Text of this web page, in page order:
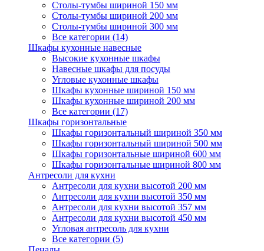
Столы-тумбы шириной 150 мм
Столы-тумбы шириной 200 мм
Столы-тумбы шириной 300 мм
Все категории (14)
Шкафы кухонные навесные
Высокие кухонные шкафы
Навесные шкафы для посуды
Угловые кухонные шкафы
Шкафы кухонные шириной 150 мм
Шкафы кухонные шириной 200 мм
Все категории (17)
Шкафы горизонтальные
Шкафы горизонтальный шириной 350 мм
Шкафы горизонтальный шириной 500 мм
Шкафы горизонтальные шириной 600 мм
Шкафы горизонтальные шириной 800 мм
Антресоли для кухни
Антресоли для кухни высотой 200 мм
Антресоли для кухни высотой 350 мм
Антресоли для кухни высотой 357 мм
Антресоли для кухни высотой 450 мм
Угловая антресоль для кухни
Все категории (5)